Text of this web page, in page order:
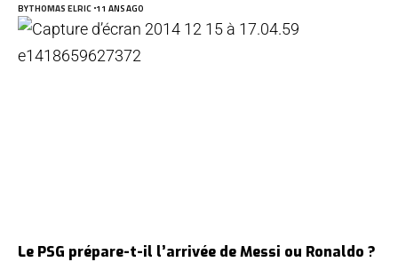
BYTHOMAS ELRIC 11 ANS AGO
Le PSG prépare-t-il l’arrivée de Messi ou Ronaldo ?